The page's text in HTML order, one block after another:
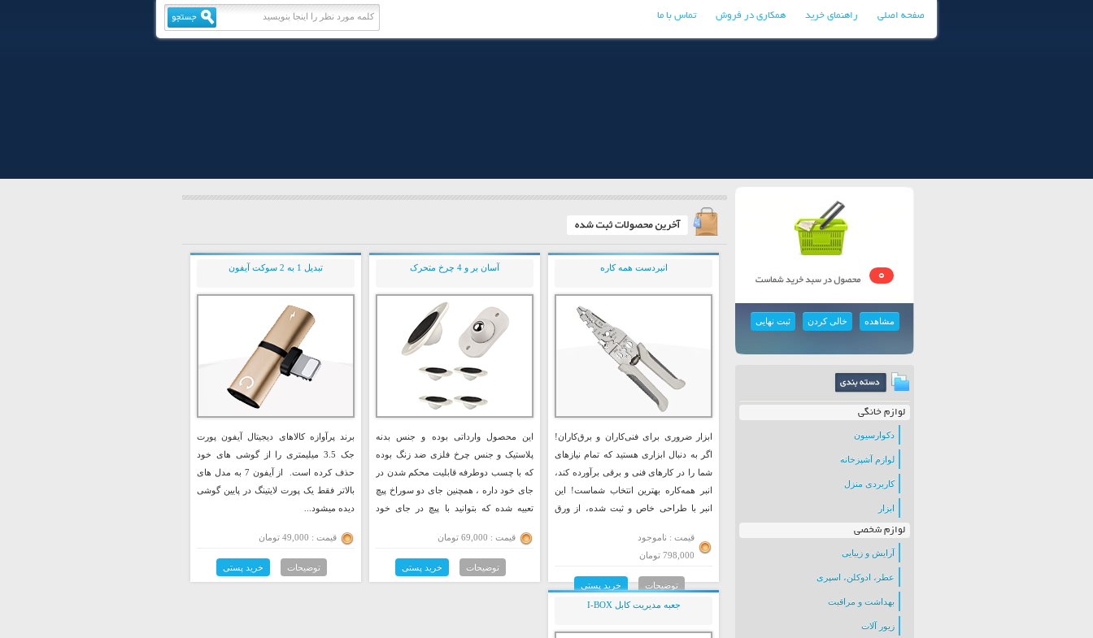
صفحه اصلی راهنمای خرید همکاری در فروش تماس با ما
0
مشاهده خالی کردن ثبت نهایی
لوازم خانگی
دکوارسیون
لوازم آشپزخانه
کاربردی منزل
ابزار
لوازم شخصی
آرایش و زیبایی
عطر، ادوکلن، اسپری
بهداشت و مراقبت
زیور آلات
انبردست همه کاره
ابزار ضروری برای فنی‌کاران و برق‌کاران!
اگر به دنبال ابزاری هستید که تمام نیازهای
شما را در کارهای فنی و برقی برآورده کند،
انبر همه‌کاره بهترین انتخاب شماست! این
انبر با طراحی خاص و ثبت شده، از ورق
قدرت و دقتی بی‌نظیر می‌بخشد.
قیمت : ناموجود
798,000 تومان
توضیحات خرید پستی
آسان بر و 4 چرخ متحرک
این محصول وارداتی بوده و جنس بدنه
پلاستیک و جنس چرخ فلزی ضد زنگ بوده
که با چسب دوطرفه قابلیت محکم شدن در
جای خود داره ، همچنین جای دو سوراخ پیچ
تعبیه شده که بتوانید با پیچ در جای خود
قیمت : 69,000 تومان
توضیحات خرید پستی
تبدیل 1 به 2 سوکت آیفون
برند پرآوازه کالاهای دیجیتال آیفون پورت
جک 3.5 میلیمتری را از گوشی های خود
حذف کرده است. از آیفون 7 به مدل های
بالاتر فقط یک پورت لایتینگ در پایین گوشی
دیده میشود...
قیمت : 49,000 تومان
توضیحات خرید پستی
جعبه مدیریت کابل I-BOX